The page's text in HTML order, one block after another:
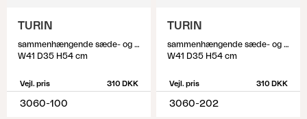
TURIN
sammenhængende sæde- og ryghynde, Blå
W41 D35 H54 cm
Vejl. pris 310 DKK
3060-100
TURIN
sammenhængende sæde- og ryghynde, Mørkgrøn
W41 D35 H54 cm
Vejl. pris 310 DKK
3060-202